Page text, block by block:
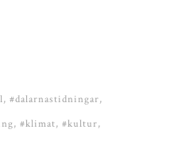
#dalarnastidningar
#klimat #kultur